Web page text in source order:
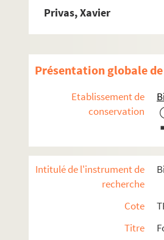
Privas, Xavier
Présentation globale
Etablissement de
conservation
Intitulé de l'instrument de
recherche
Cote
Titre
8-TFS-018-060.
8-TFS-018-064. Mille,
4-TFS-018-012.
8-TFS-018-065.
8-TFS-018-066.
8-TFS-018-101. Noire
8-TFS-018-068.